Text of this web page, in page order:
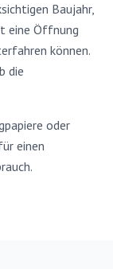
Baujahr,
eine Öffnung
können.
die
oder
einen